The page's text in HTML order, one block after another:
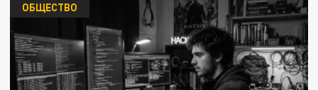
ОБЩЕСТВО